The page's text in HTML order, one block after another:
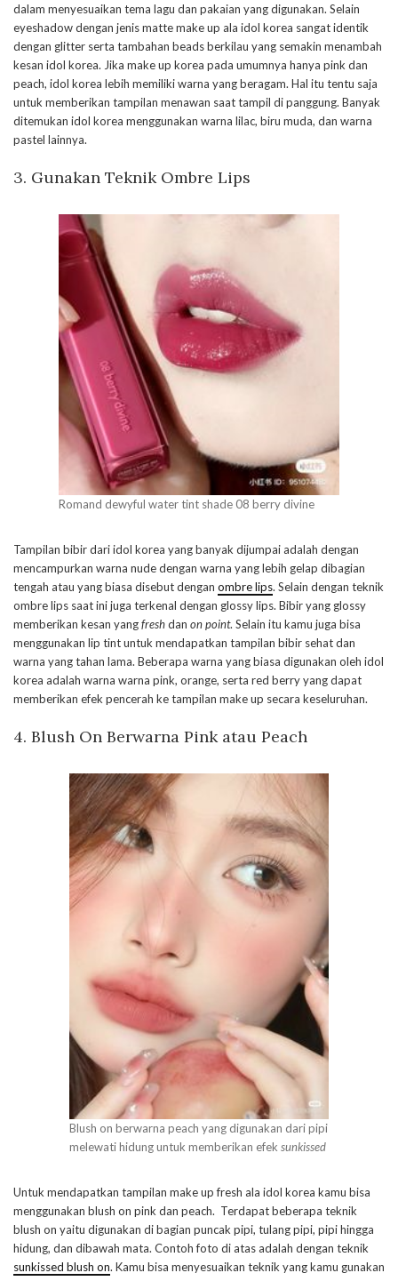
dalam menyesuaikan tema lagu dan pakaian yang digunakan. Selain
eyeshadow dengan jenis matte make up ala idol korea sangat identik
dengan glitter serta tambahan beads berkilau yang semakin menambah
kesan idol korea. Jika make up korea pada umumnya hanya pink dan
peach, idol korea lebih memiliki warna yang beragam. Hal itu tentu saja
untuk memberikan tampilan menawan saat tampil di panggung. Banyak
ditemukan idol korea menggunakan warna lilac, biru muda, dan warna
pastel lainnya.
3. Gunakan Teknik Ombre Lips
Romand dewyful water tint shade 08 berry divine
Tampilan bibir dari idol korea yang banyak dijumpai adalah dengan
mencampurkan warna nude dengan warna yang lebih gelap dibagian
tengah atau yang biasa disebut dengan ombre lips. Selain dengan teknik
ombre lips saat ini juga terkenal dengan glossy lips. Bibir yang glossy
memberikan kesan yangfreshdan on point. Selain itu kamu juga bisa
menggunakan lip tint untuk mendapatkan tampilan bibir sehat dan
warna yang tahan lama. Beberapa warna yang biasa digunakan oleh idol
korea adalah warna warna pink, orange, serta red berry yang dapat
memberikan efek pencerah ke tampilan make up secara keseluruhan.
4. Blush On Berwarna Pink atau Peach
Blush on berwarna peach yang digunakan dari pipi
melewati hidung untuk memberikan efek sunkissed
Untuk mendapatkan tampilan make up fresh ala idol korea kamu bisa
menggunakan blush on pink dan peach. Terdapat beberapa teknik
blush on yaitu digunakan di bagian puncak pipi, tulang pipi, pipi hingga
hidung, dan dibawah mata. Contoh foto di atas adalah dengan teknik
sunkissed blush on. Kamu bisa menyesuaikan teknik yang kamu gunakan